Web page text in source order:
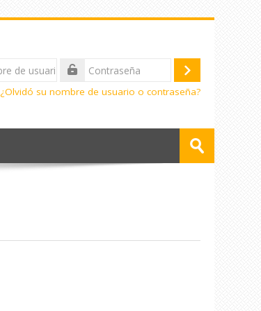
Acceder
¿Olvidó su nombre de usuario o contraseña?
Enviar